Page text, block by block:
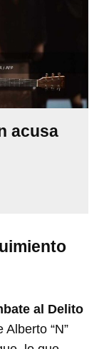
acusa
al Delito
“N”